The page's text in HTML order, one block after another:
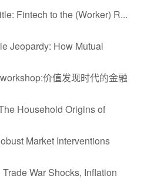
Fintech to the (Worker) R...
Jeopardy: How Mutual
价值发现时代的金融
Household Origins of
Market Interventions
War Shocks, Inflation